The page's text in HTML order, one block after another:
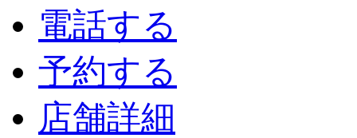
電話する
予約する
店舗詳細